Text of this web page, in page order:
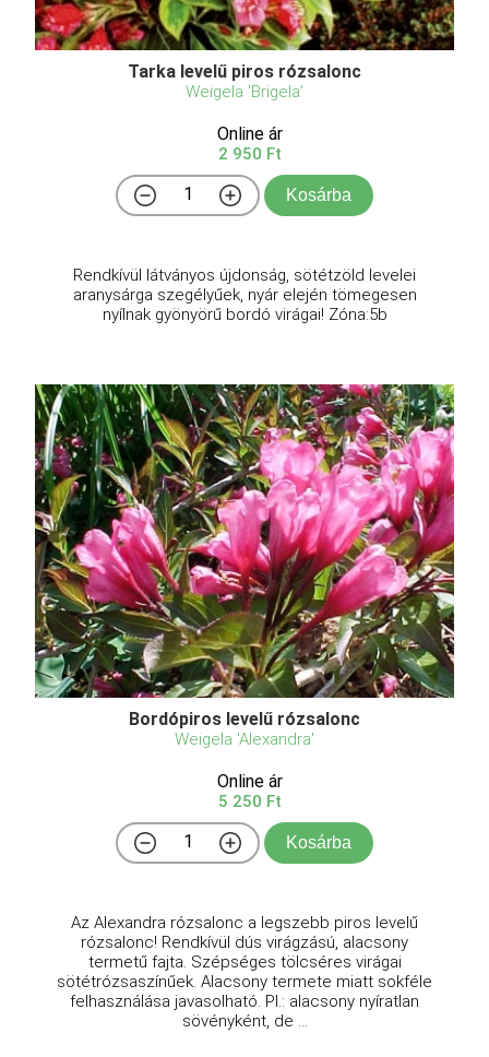
Tarka levelű piros rózsalonc
Weigela 'Brigela'
Online ár
2 950 Ft
Kosárba
Rendkívül látványos újdonság, sötétzöld levelei
aranysárga szegélyűek, nyár elején tömegesen
nyílnak gyönyörű bordó virágai! Zóna:5b
Bordópiros levelű rózsalonc
Weigela 'Alexandra'
Online ár
5 250 Ft
Kosárba
Az Alexandra rózsalonc a legszebb piros levelű
rózsalonc! Rendkívül dús virágzású, alacsony
termetű fajta. Szépséges tölcséres virágai
sötétrózsaszínűek. Alacsony termete miatt sokféle
felhasználása javasolható. Pl.: alacsony nyíratlan
sövényként, de ...